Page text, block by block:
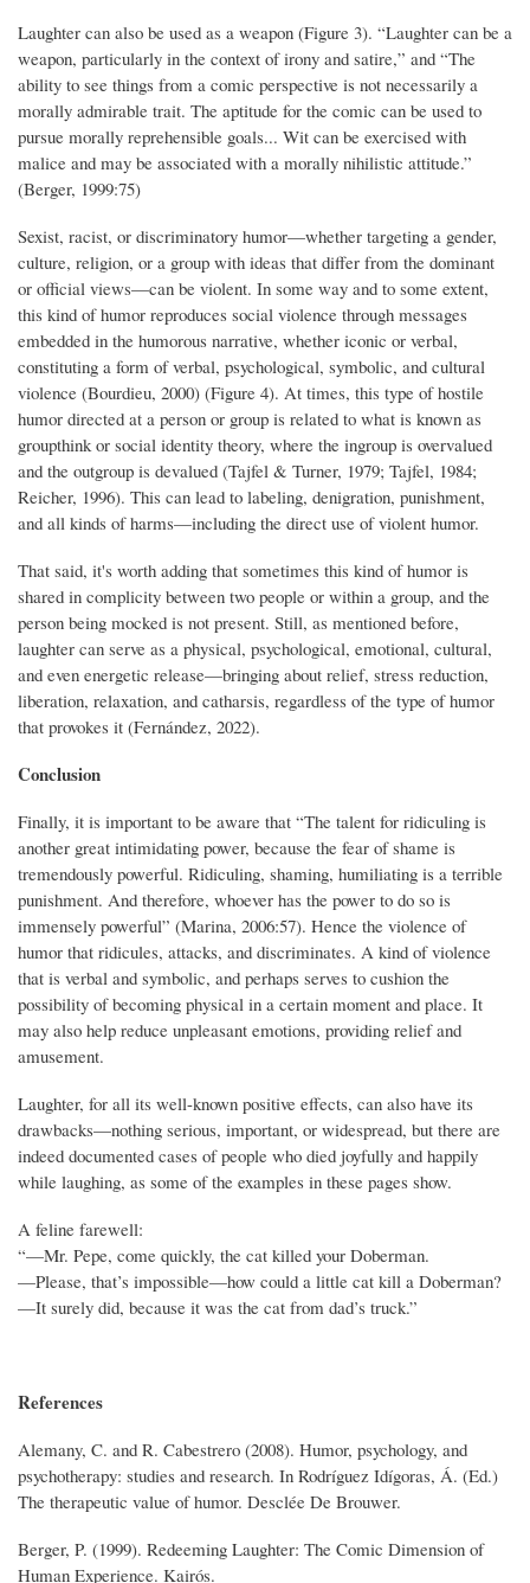
Laughter can also be used as a weapon (Figure 3). “Laughter can be a
weapon, particularly in the context of irony and satire,” and “The
ability to see things from a comic perspective is not necessarily a
morally admirable trait. The aptitude for the comic can be used to
pursue morally reprehensible goals... Wit can be exercised with
malice and may be associated with a morally nihilistic attitude.”
(Berger, 1999:75)
Sexist, racist, or discriminatory humor—whether targeting a gender,
culture, religion, or a group with ideas that differ from the dominant
or official views—can be violent. In some way and to some extent,
this kind of humor reproduces social violence through messages
embedded in the humorous narrative, whether iconic or verbal,
constituting a form of verbal, psychological, symbolic, and cultural
violence (Bourdieu, 2000) (Figure 4). At times, this type of hostile
humor directed at a person or group is related to what is known as
groupthink or social identity theory, where the ingroup is overvalued
and the outgroup is devalued (Tajfel & Turner, 1979; Tajfel, 1984;
Reicher, 1996). This can lead to labeling, denigration, punishment,
and all kinds of harms—including the direct use of violent humor.
That said, it's worth adding that sometimes this kind of humor is
shared in complicity between two people or within a group, and the
person being mocked is not present. Still, as mentioned before,
laughter can serve as a physical, psychological, emotional, cultural,
and even energetic release—bringing about relief, stress reduction,
liberation, relaxation, and catharsis, regardless of the type of humor
that provokes it (Fernández, 2022).
Conclusion
Finally, it is important to be aware that “The talent for ridiculing is
another great intimidating power, because the fear of shame is
tremendously powerful. Ridiculing, shaming, humiliating is a terrible
punishment. And therefore, whoever has the power to do so is
immensely powerful” (Marina, 2006:57). Hence the violence of
humor that ridicules, attacks, and discriminates. A kind of violence
that is verbal and symbolic, and perhaps serves to cushion the
possibility of becoming physical in a certain moment and place. It
may also help reduce unpleasant emotions, providing relief and
amusement.
Laughter, for all its well-known positive effects, can also have its
drawbacks—nothing serious, important, or widespread, but there are
indeed documented cases of people who died joyfully and happily
while laughing, as some of the examples in these pages show.
A feline farewell:
“—Mr. Pepe, come quickly, the cat killed your Doberman.
—Please, that’s impossible—how could a little cat kill a Doberman?
—It surely did, because it was the cat from dad’s truck.”
References
Alemany, C. and R. Cabestrero (2008). Humor, psychology, and
psychotherapy: studies and research. In Rodríguez Idígoras, Á. (Ed.)
The therapeutic value of humor. Desclée De Brouwer.
Berger, P. (1999). Redeeming Laughter: The Comic Dimension of
Human Experience. Kairós.